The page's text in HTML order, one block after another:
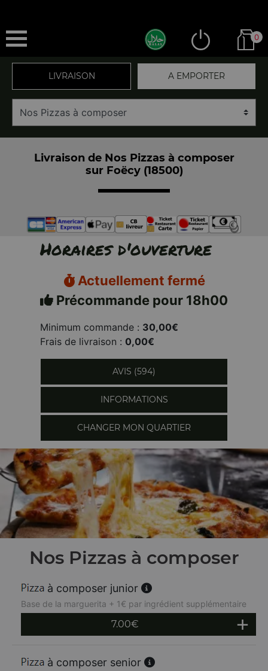
0
LIVRAISON A EMPORTER
Livraison de Nos Pizzas à composer
sur Foëcy (18500)
Horaires d'ouverture
Actuellement fermé
Précommande pour 18h00
Minimum commande : 30,00€
Frais de livraison : 0,00€
AVIS (594)
INFORMATIONS
CHANGER MON QUARTIER
Nos Pizzas à composer
à composer junior
Base de la marguerita + 1€ par ingrédient supplémentaire
7.00€
à composer senior